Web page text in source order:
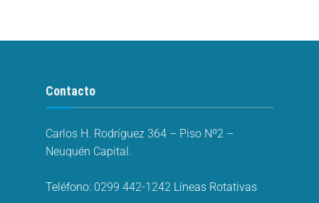
Contacto
Carlos H. Rodríguez 364 – Piso Nº2 –
Neuquén Capital.
Teléfono: 0299 442-1242 Líneas Rotativas